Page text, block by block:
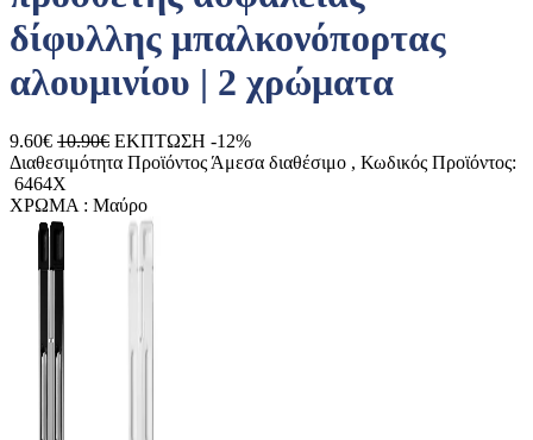
δίφυλλης μπαλκονόπορτας
αλουμινίου | 2 χρώματα
9.60€ 10.90€ ΕΚΠΤΩΣΗ -12%
Διαθεσιμότητα Προϊόντος Άμεσα διαθέσιμο , Κωδικός Προϊόντος:
6464X
ΧΡΩΜΑ : Μαύρο